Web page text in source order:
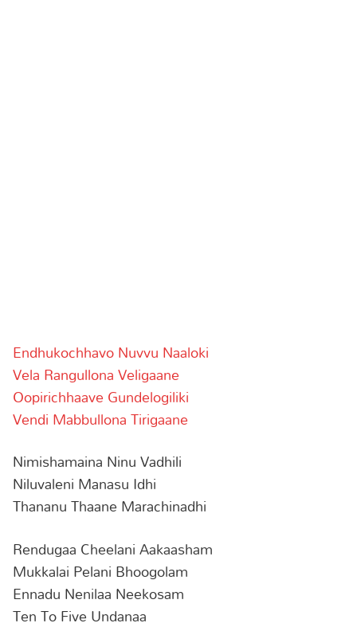
Endhukochhavo Nuvvu Naaloki
Vela Rangullona Veligaane
Oopirichhaave Gundelogiliki
Vendi Mabbullona Tirigaane
Nimishamaina Ninu Vadhili
Niluvaleni Manasu Idhi
Thananu Thaane Marachinadhi
Rendugaa Cheelani Aakaasham
Mukkalai Pelani Bhoogolam
Ennadu Nenilaa Neekosam
Ten To Five Undanaa